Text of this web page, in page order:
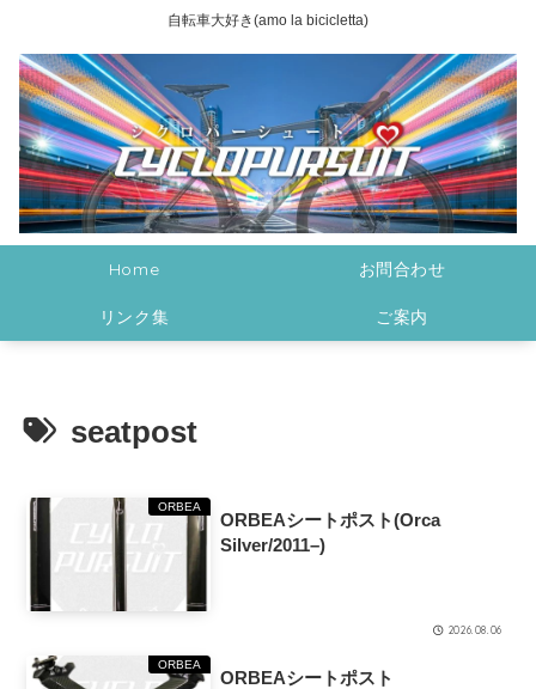
自転車大好き(amo la bicicletta)
Home お問合わせ
リンク集 ご案内
seatpost
ORBEA
ORBEAシートポスト(Orca
Silver/2011–)
2026.08.06
ORBEA
ORBEAシートポスト